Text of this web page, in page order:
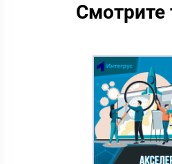
Смотрите